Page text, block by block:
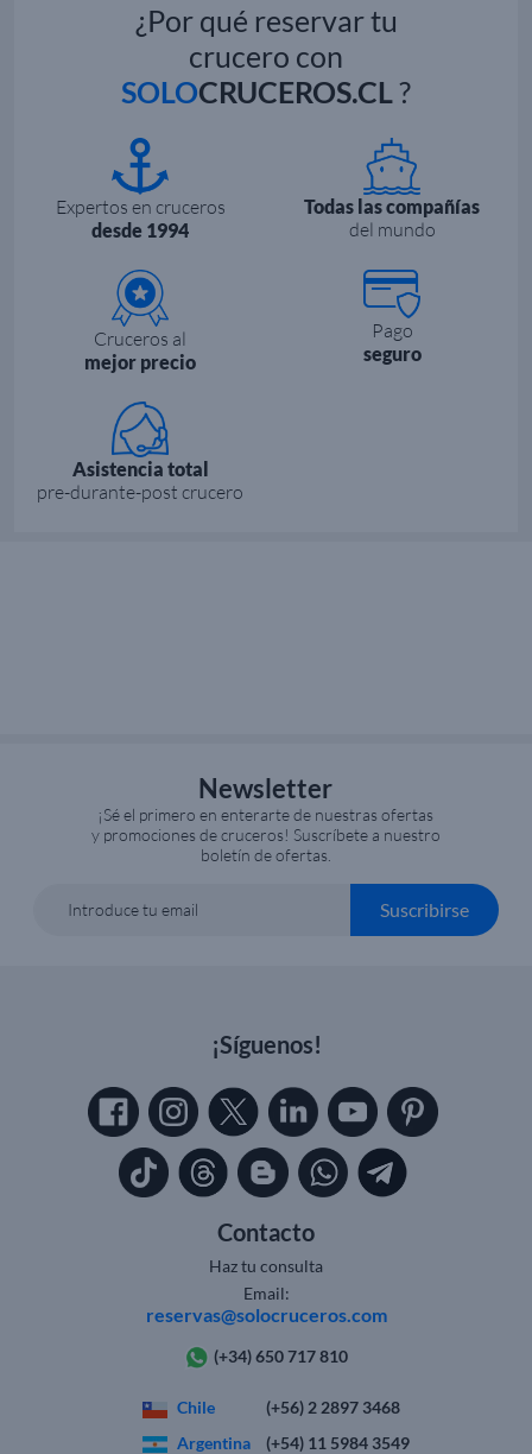
¿Por qué reservar tu
crucero con
SOLOCRUCEROS.CL?
Expertos en cruceros
desde 1994
Todas las compañías
del mundo
Cruceros al
mejor precio
Pago
seguro
Asistencia total
pre-durante-post crucero
Newsletter
¡Sé el primero en enterarte de nuestras ofertas
y promociones de cruceros! Suscríbete a nuestro
boletín de ofertas.
Introduce tu email Suscribirse
¡Síguenos!
Contacto
Haz tu consulta
Email:
reservas@solocruceros.com
(+34) 650 717 810
Chile
(+56) 2 2897 3468
Argentina
(+54) 11 5984 3549